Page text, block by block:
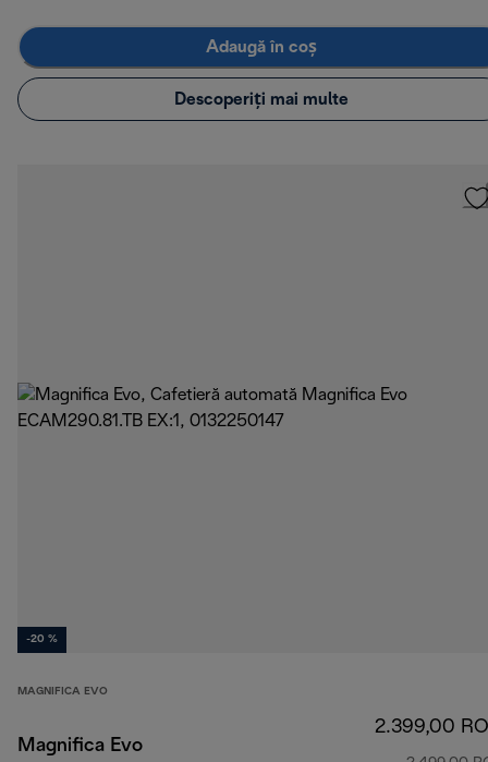
Adaugă în coș
Descoperiți mai multe
-20 %
MAGNIFICA EVO
Magnifica Evo
2.399,00